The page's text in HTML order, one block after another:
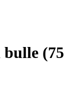
(75